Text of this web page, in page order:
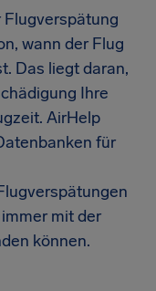
Flugverspätung
wann der Flug
Das liegt daran,
Ihre
AirHelp
für
mit der
können.